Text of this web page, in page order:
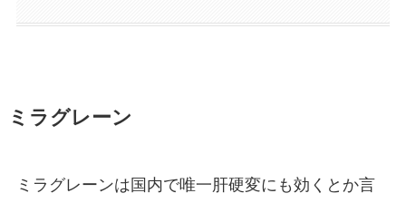
ミラグレーン
ミラグレーンは国内で唯一肝硬変にも効くとか言